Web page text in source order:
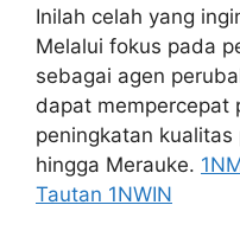
Inilah celah yang
Melalui fokus pada
sebagai agen
dapat mempercepat
peningkatan
hingga Merauke.
Tautan 1NWIN